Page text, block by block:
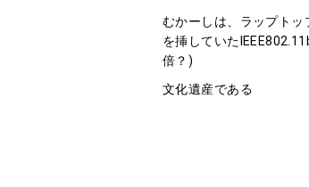
むかーしは、ラップトッ
を挿していた
倍？)
文化遺産である